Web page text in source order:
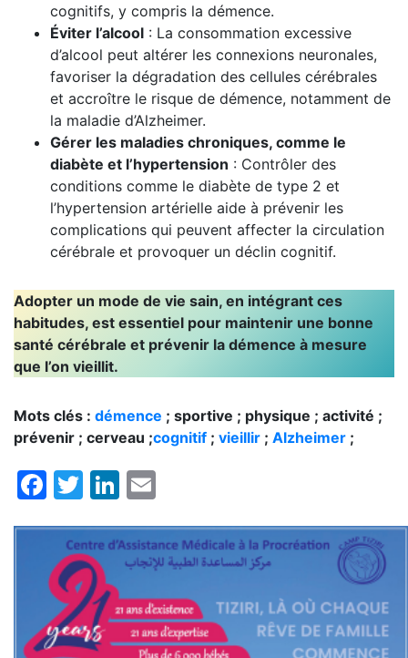
cognitifs, y compris la démence.
Éviter l’alcool : La consommation excessive
d’alcool peut altérer les connexions neuronales,
favoriser la dégradation des cellules cérébrales
et accroître le risque de démence, notamment de
la maladie d’Alzheimer.
Gérer les maladies chroniques, comme le
diabète et l’hypertension : Contrôler des
conditions comme le diabète de type 2 et
l’hypertension artérielle aide à prévenir les
complications qui peuvent affecter la circulation
cérébrale et provoquer un déclin cognitif.
Adopter un mode de vie sain, en intégrant ces
habitudes, est essentiel pour maintenir une bonne
santé cérébrale et prévenir la démence à mesure
que l’on vieillit.
Mots clés : démence ; sportive ; physique ; activité ;
prévenir ; cerveau ;cognitif ; vieillir ; Alzheimer ;
Facebook
TwitterLinkedIn